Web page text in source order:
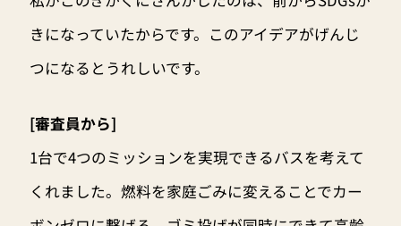
きになっていたからです。このアイデアがげんじ
つになるとうれしいです。
[審査員から]
1台で4つのミッションを実現できるバスを考えて
くれました。燃料を家庭ごみに変えることでカー